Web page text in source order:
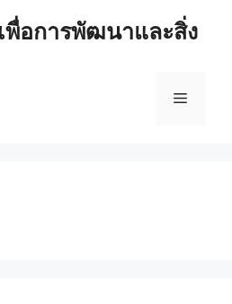
พื่อการพัฒนาและสิ่ง
Menu